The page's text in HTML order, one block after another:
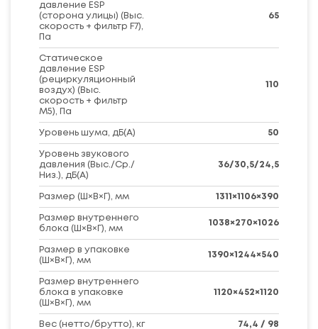
давление ESP
(сторона улицы) (Выс.
скорость + фильтр F7),
Па
65
Статическое
давление ESP
(рециркуляционный
воздух) (Выс.
скорость + фильтр
M5), Па
110
Уровень шума, дБ(A) 50
Уровень звукового
давления (Выс./Ср./
Низ.), дБ(A)
36/30,5/24,5
Размер (Ш×В×Г), мм 1311×1106×390
Размер внутреннего
блока (Ш×В×Г), мм
1038×270×1026
Размер в упаковке
(Ш×В×Г), мм
1390×1244×540
Размер внутреннего
блока в упаковке
(Ш×В×Г), мм
1120×452×1120
Вес (нетто/брутто), кг 74,4 / 98